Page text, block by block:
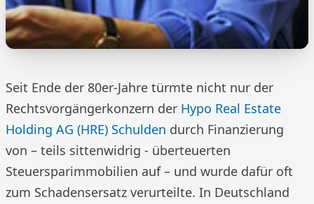
Seit Ende der 80er-Jahre türmte nicht nur der
Rechtsvorgängerkonzern der Hypo Real Estate
Holding AG (HRE) Schulden durch Finanzierung
von – teils sittenwidrig - überteuerten
Steuersparimmobilien auf – und wurde dafür oft
zum Schadensersatz verurteilte. In Deutschland